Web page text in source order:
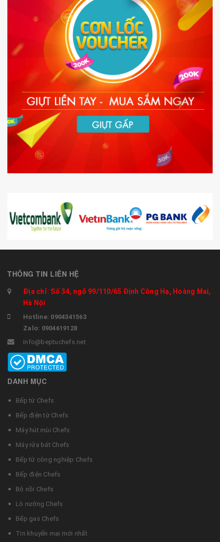
THÔNG TIN LIÊN HỆ
Địa chỉ: Số 34, ngõ 99/110/65 Định Công Hạ, Hoàng Mai,
Hà Nội
Hotline: 0904341563
Zalo: 0904619128
info@beptuchefs.net
DANH MỤC
Bếp từ Chefs
Bếp điện từ Chefs
Máy hút mùi Chefs
Máy rửa bát Chefs
Bếp từ công nghiệp Chefs
Bếp điện Chefs
Bộ nồi Chefs
Lò nướng Chefs
Bếp gas Chefs
Tin khuyến mại mới nhất